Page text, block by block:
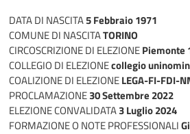
DATA DI NASCITA5 Febbraio 1971
COMUNE DI NASCITATORINO
CIRCOSCRIZIONE DI ELEZIONEPiemonte
COLLEGIO DI ELEZIONEcollegio
COALIZIONE DI ELEZIONELEGA-FI-FDI-
PROCLAMAZIONE30 Settembre 2022
ELEZIONE CONVALIDATA3 Luglio 2024
FORMAZIONE O NOTE PROFESSIONALI